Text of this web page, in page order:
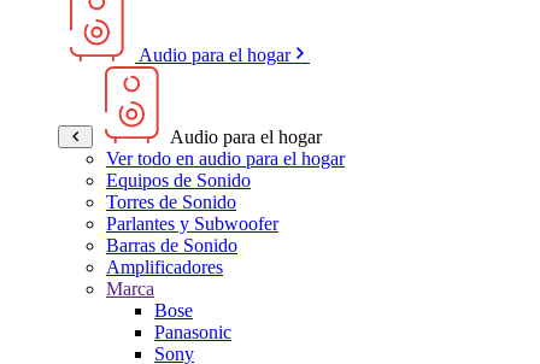
Audio para el hogar
Audio para el hogar
Ver todo en audio para el hogar
Equipos de Sonido
Torres de Sonido
Parlantes y Subwoofer
Barras de Sonido
Amplificadores
Marca
Bose
Panasonic
Sony